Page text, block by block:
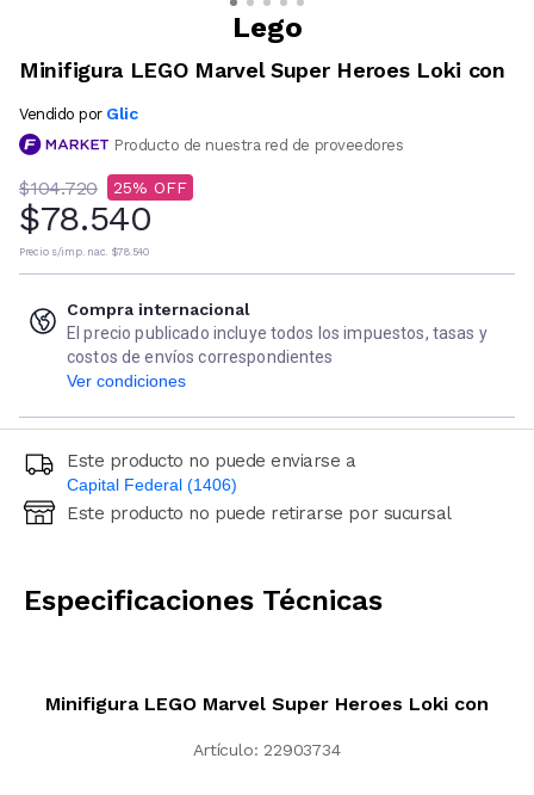
Lego
Minifigura LEGO Marvel Super Heroes Loki con
Vendido por Glic
Producto de nuestra red de proveedores
$104.720 25
$78.540
Precio s/imp. nac. $78.540
Compra internacional
El precio publicado incluye todos los impuestos, tasas y
costos de envíos correspondientes
Ver condiciones
Este producto no puede enviarse a
Capital Federal (1406)
Ingresá código postal (sólo números)
Este producto no puede retirarse por sucursal
Especificaciones Técnicas
Minifigura LEGO Marvel Super Heroes Loki con
Artículo: 22903734